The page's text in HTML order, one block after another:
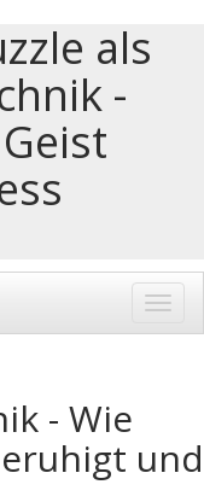
als
-
- Wie
und